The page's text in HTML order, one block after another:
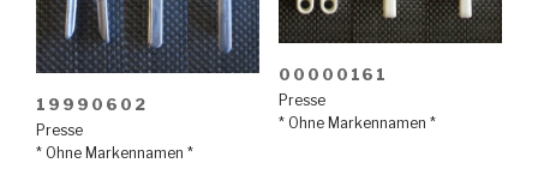
19990602
Presse
* Ohne Markennamen *
00000161
Presse
* Ohne Markennamen *